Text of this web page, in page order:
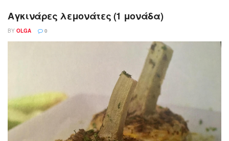
Αγκινάρες λεμονάτες (1 μονάδα)
BY OLGA 0